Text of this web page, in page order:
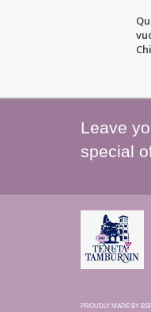
Leave
special
PROUDLY MADE BY